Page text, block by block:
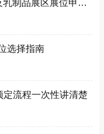
第115届2026南京秋季糖酒会饮品及乳制品展区展位申请技巧
选择指南
定流程一次性讲清楚